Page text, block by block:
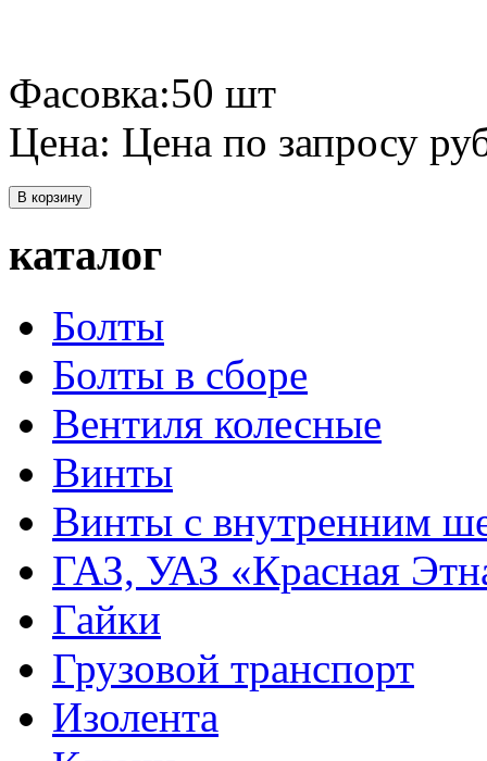
Фасовка:50 шт
Цена: Цена по запросу
В корзину
каталог
Болты
Болты в сборе
Вентиля колесные
Винты
Винты с внутренним
ГАЗ, УАЗ «Красная
Гайки
Грузовой транспорт
Изолента